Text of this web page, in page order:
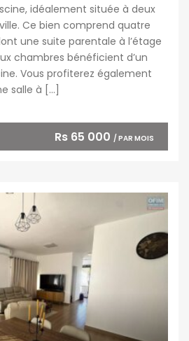
idéalement située à deux
Ce bien comprend quatre
une suite parentale à l’étage
chambres bénéficient d’un
Vous profiterez également
salle à […]
Rs 65 000 / PAR MOIS